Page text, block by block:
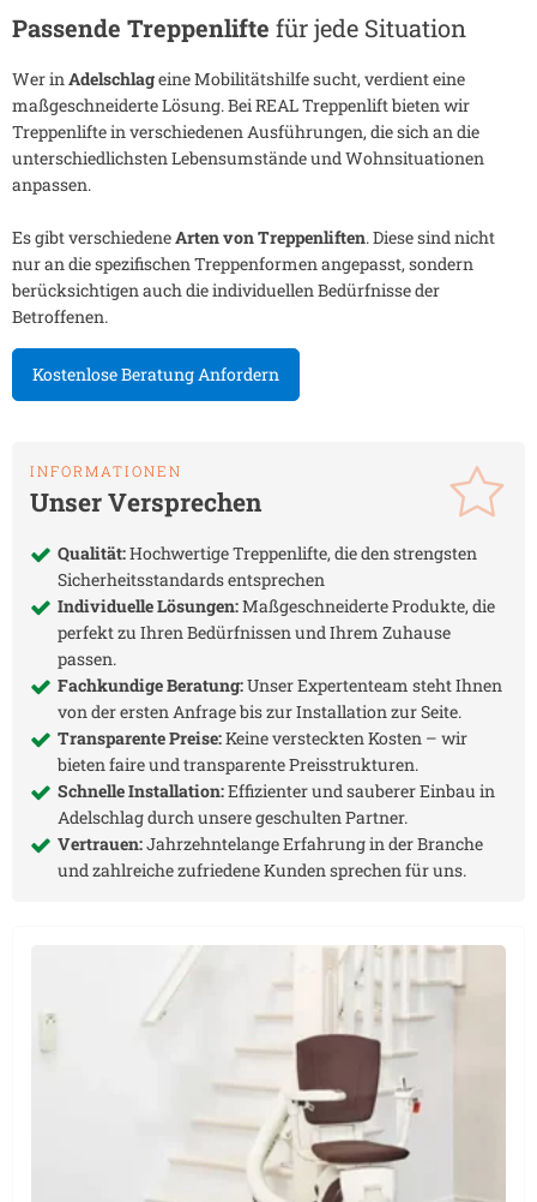
Passende Treppenlifte für jede Situation
Wer inAdelschlageine Mobilitätshilfe sucht, verdient eine
maßgeschneiderte Lösung. Bei REAL Treppenlift bieten wir
Treppenlifte in verschiedenen Ausführungen, die sich an die
unterschiedlichsten Lebensumstände und Wohnsituationen
anpassen.
Es gibt verschiedeneArten von Treppenliften. Diese sind nicht
nur an die spezifischen Treppenformen angepasst, sondern
berücksichtigen auch die individuellen Bedürfnisse der
Betroffenen.
Kostenlose Beratung Anfordern
INFORMATIONEN
Unser Versprechen
Qualität:Hochwertige Treppenlifte, die den strengsten
Sicherheitsstandards entsprechen
Individuelle Lösungen:Maßgeschneiderte Produkte, die
perfekt zu Ihren Bedürfnissen und Ihrem Zuhause
passen.
Fachkundige Beratung:Unser Expertenteam steht Ihnen
von der ersten Anfrage bis zur Installation zur Seite.
Transparente Preise:Keine versteckten Kosten – wir
bieten faire und transparente Preisstrukturen.
Schnelle Installation:Effizienter und sauberer Einbau in
Adelschlagdurch unsere geschulten Partner.
Vertrauen:Jahrzehntelange Erfahrung in der Branche
und zahlreiche zufriedene Kunden sprechen für uns.